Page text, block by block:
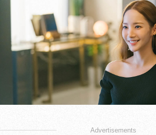
Advertisements